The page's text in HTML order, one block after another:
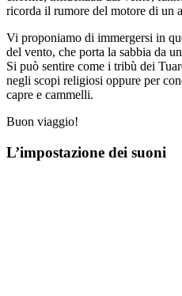
ricorda il rumore del motore di un
Vi proponiamo di immergersi in
del vento, che porta la sabbia da
Si può sentire come i tribù dei
negli scopi religiosi oppure per
capre e cammelli.
Buon viaggio!
L’impostazione dei suoni